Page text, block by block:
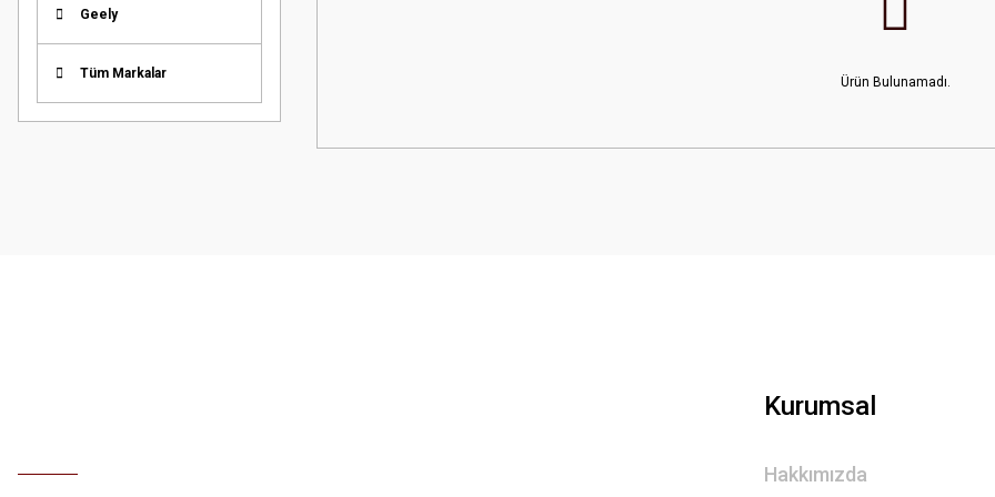
Geely
Tüm Markalar
Ürün Bulunamadı.
Kurumsal
Hakkımızda